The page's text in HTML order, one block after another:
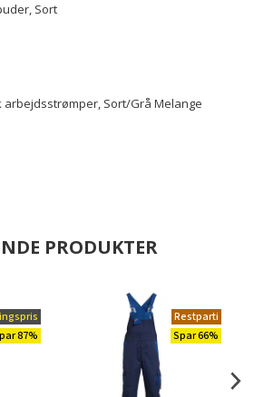
Sort
arbejdsstrømper, Sort/Grå Melange
PRODUKTER
87%
Restparti
Spar 66%